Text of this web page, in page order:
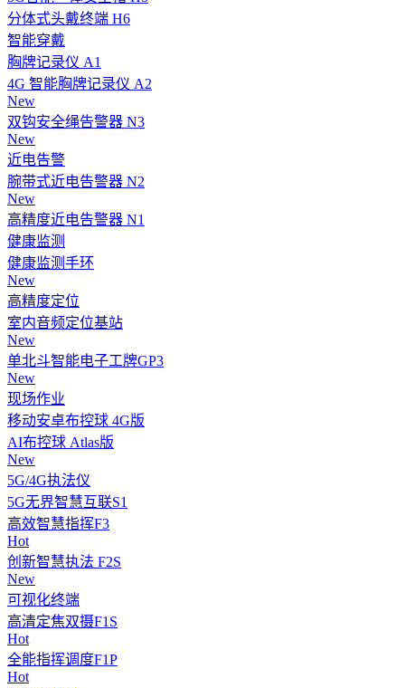
分体式头戴终端 H6
智能穿戴
胸牌记录仪 A1
4G 智能胸牌记录仪 A2
New
双钩安全绳告警器 N3
New
近电告警
腕带式近电告警器 N2
New
高精度近电告警器 N1
健康监测
健康监测手环
New
高精度定位
室内音频定位基站
New
单北斗智能电子工牌GP3
New
现场作业
移动安卓布控球 4G版
AI布控球 Atlas版
New
5G/4G执法仪
5G无界智慧互联S1
高效智慧指挥F3
Hot
创新智慧执法 F2S
New
可视化终端
高清定焦双摄F1S
Hot
全能指挥调度F1P
Hot